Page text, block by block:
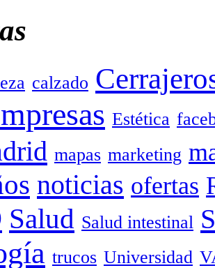
calzado
Estética
mapas marketing
noticias ofertas
Salud Salud intestinal
trucos Universidad